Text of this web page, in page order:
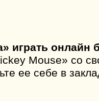
играть онлайн
Mouse» со
ее себе в